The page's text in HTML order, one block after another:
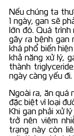
Nếu chúng ta
1 ngày, gan sẽ
lớn đó. Quá
gây ra bệnh
khá phổ biến
khả năng xử lý,
thành
ngày càng yếu đi.
Ngoài ra, ăn quá
đặc biệt vì loại
Khi gan phải xử
trở nên viêm
trạng này còn